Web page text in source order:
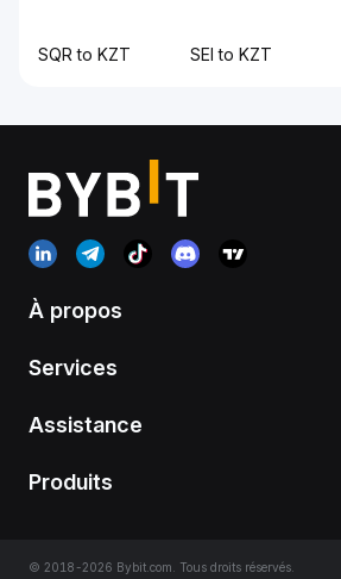
SQR to KZT SEI to KZT
À propos
Services
Assistance
Produits
© 2018-2026 Bybit.com. Tous droits réservés.